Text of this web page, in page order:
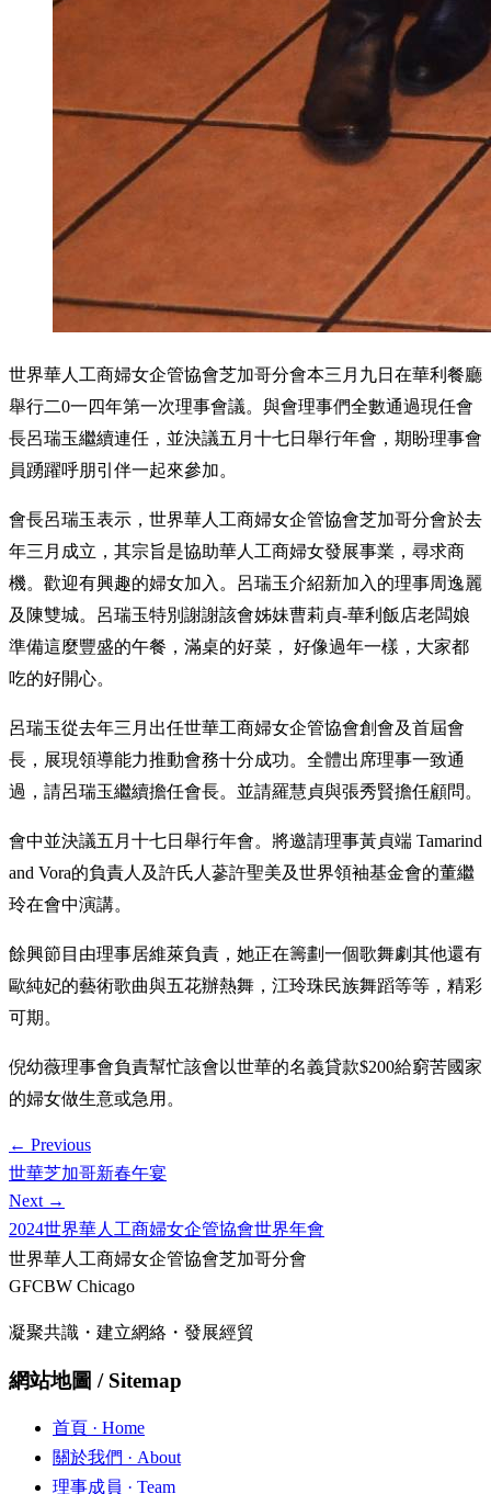
世界華人工商婦女企管協會芝加哥分會本三月九日在華利餐廳
舉行二0一四年第一次理事會議。與會理事們全數通過現任會
長呂瑞玉繼續連任，並決議五月十七日舉行年會，期盼理事會
員踴躍呼朋引伴一起來參加。
會長呂瑞玉表示，世界華人工商婦女企管協會芝加哥分會於去
年三月成立，其宗旨是協助華人工商婦女發展事業，尋求商
機。歡迎有興趣的婦女加入。呂瑞玉介紹新加入的理事周逸麗
及陳雙城。呂瑞玉特別謝謝該會姊妹曹莉貞-華利飯店老闆娘
準備這麼豐盛的午餐，滿桌的好菜， 好像過年一樣，大家都
吃的好開心。
呂瑞玉從去年三月出任世華工商婦女企管協會創會及首屆會
長，展現領導能力推動會務十分成功。全體出席理事一致通
過，請呂瑞玉繼續擔任會長。並請羅慧貞與張秀賢擔任顧問。
會中並決議五月十七日舉行年會。將邀請理事黃貞端 Tamarind
and Vora的負責人及許氏人蔘許聖美及世界領袖基金會的董繼
玲在會中演講。
餘興節目由理事居維萊負責，她正在籌劃一個歌舞劇其他還有
歐純妃的藝術歌曲與五花辦熱舞，江玲珠民族舞蹈等等，精彩
可期。
倪幼薇理事會負責幫忙該會以世華的名義貸款$200給窮苦國家
的婦女做生意或急用。
← Previous
世華芝加哥新春午宴
Next →
2024世界華人工商婦女企管協會世界年會
世界華人工商婦女企管協會芝加哥分會
GFCBW Chicago
凝聚共識・建立網絡・發展經貿
網站地圖 / Sitemap
首頁 · Home
關於我們 · About
理事成員 · Team